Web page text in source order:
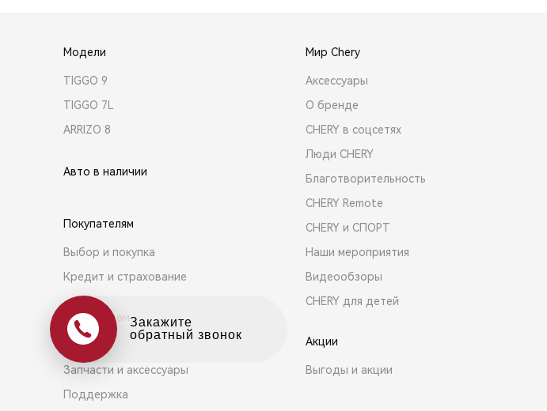
Модели
TIGGO 9
TIGGO 7L
ARRIZO 8
Авто в наличии
Покупателям
Выбор и покупка
Кредит и страхование
Владельцам
Сервис
Запчасти и аксессуары
Поддержка
Мир Chery
Аксессуары
О бренде
CHERY в соцсетях
Люди CHERY
Благотворительность
CHERY Remote
CHERY и СПОРТ
Наши мероприятия
Видеообзоры
CHERY для детей
Акции
Выгоды и акции
Оцените свой авто
в обмен на новый